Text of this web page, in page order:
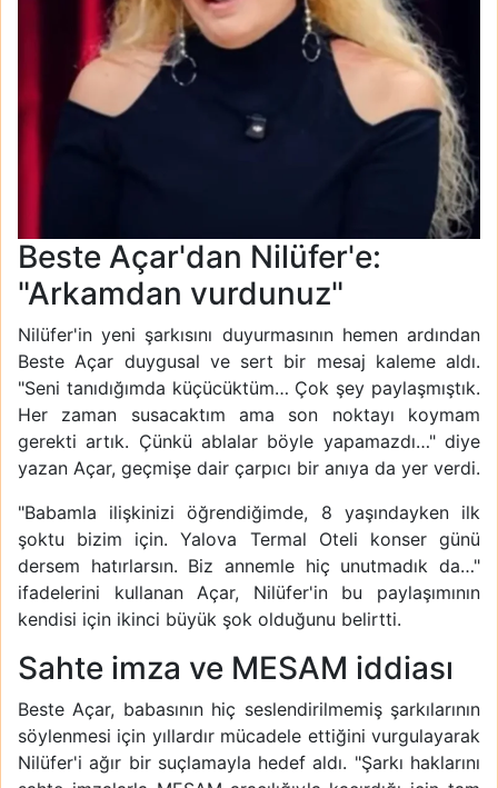
Beste Açar'dan Nilüfer'e:
"Arkamdan vurdunuz"
Nilüfer'in yeni şarkısını duyurmasının hemen ardından
Beste Açar duygusal ve sert bir mesaj kaleme aldı.
"Seni tanıdığımda küçücüktüm… Çok şey paylaşmıştık.
Her zaman susacaktım ama son noktayı koymam
gerekti artık. Çünkü ablalar böyle yapamazdı…" diye
yazan Açar, geçmişe dair çarpıcı bir anıya da yer verdi.
"Babamla ilişkinizi öğrendiğimde, 8 yaşındayken ilk
şoktu bizim için. Yalova Termal Oteli konser günü
dersem hatırlarsın. Biz annemle hiç unutmadık da…"
ifadelerini kullanan Açar, Nilüfer'in bu paylaşımının
kendisi için ikinci büyük şok olduğunu belirtti.
Sahte imza ve MESAM iddiası
Beste Açar, babasının hiç seslendirilmemiş şarkılarının
söylenmesi için yıllardır mücadele ettiğini vurgulayarak
Nilüfer'i ağır bir suçlamayla hedef aldı. "Şarkı haklarını